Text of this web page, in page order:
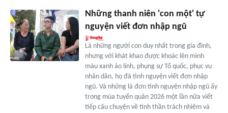
Những thanh niên 'con một' tự
nguyện viết đơn nhập ngũ
Là những người con duy nhất trong gia đình,
nhưng với khát khao được khoác lên mình
màu xanh áo lính, phụng sự Tổ quốc, phục vụ
nhân dân, họ đã tình nguyện viết đơn nhập
ngũ. Và những lá đơn tình nguyện nhập ngũ ấy
trong mùa tuyển quân 2026 một lần nữa viết
tiếp câu chuyện về tinh thần trách nhiệm và